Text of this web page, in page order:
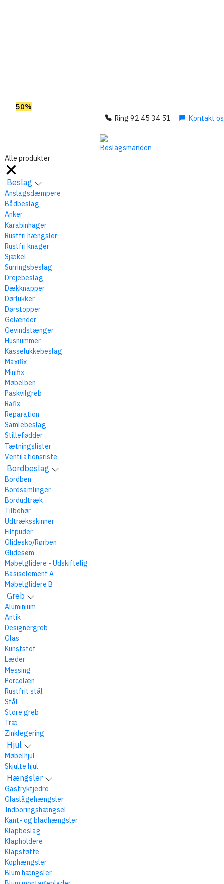
50%
Ring 92 45 34 51
Kontakt os
Alle produkter
Beslag
Anslagsdæmpere
Bådbeslag
Anker
Karabinhager
Rustfri hængsler
Rustfri knager
Sjækel
Surringsbeslag
Drejebeslag
Dækknapper
Dørlukker
Dørstopper
Gelænder
Gevindstænger
Husnummer
Kasselukkebeslag
Maxifix
Minifix
Møbelben
Paskvilgreb
Rafix
Reparation
Samlebeslag
Stillefødder
Tætningslister
Ventilationsriste
Bordbeslag
Bordben
Bordsamlinger
Bordudtræk
Tilbehør
Udtræksskinner
Filtpuder
Glidesko/Rørben
Glidesøm
Møbelglidere - Udskiftelig
Basiselement A
Møbelglidere B
Greb
Aluminium
Antik
Designergreb
Glas
Kunststof
Læder
Messing
Porcelæn
Rustfrit stål
Stål
Store greb
Træ
Zinklegering
Hjul
Møbelhjul
Skjulte hjul
Hængsler
Gastrykfjedre
Glaslågehængsler
Indboringshængsel
Kant- og bladhængsler
Klapbeslag
Klapholdere
Klapstøtte
Kophængsler
Blum hængsler